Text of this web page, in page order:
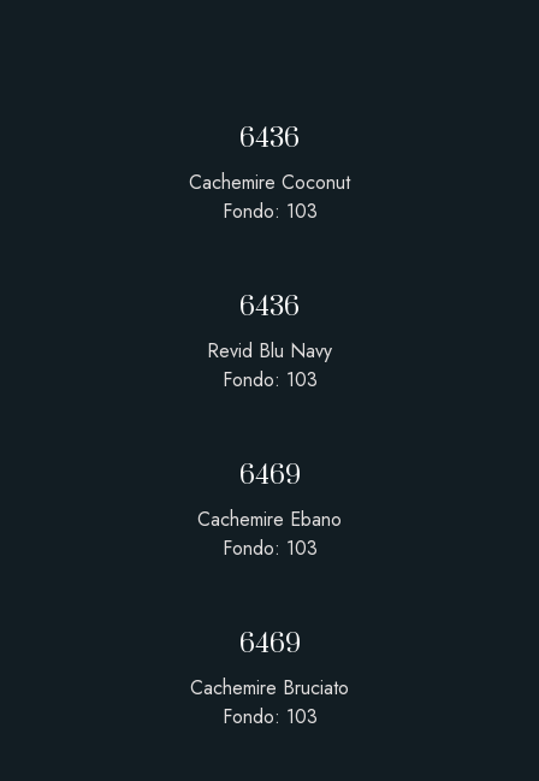
6436
Cachemire Coconut
Fondo: 103
6436
Revid Blu Navy
Fondo: 103
6469
Cachemire Ebano
Fondo: 103
6469
Cachemire Bruciato
Fondo: 103